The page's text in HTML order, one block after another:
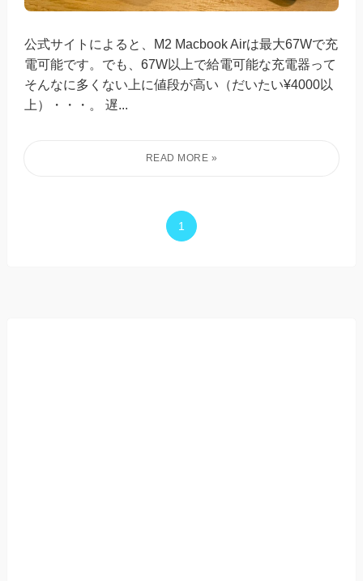
公式サイトによると、M2 Macbook Airは最大67Wで充
電可能です。でも、67W以上で給電可能な充電器って
そんなに多くない上に値段が高い（だいたい¥4000以
上）・・・。 遅...
1